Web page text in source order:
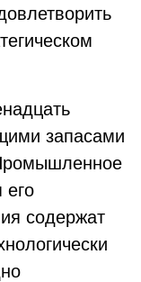
запасами
его
содержат